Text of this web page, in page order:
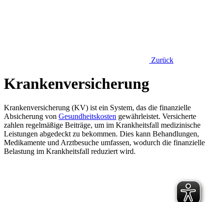
Zurück
Krankenversicherung
Krankenversicherung (KV) ist ein System, das die finanzielle
Absicherung von Gesundheitskosten gewährleistet. Versicherte
zahlen regelmäßige Beiträge, um im Krankheitsfall medizinische
Leistungen abgedeckt zu bekommen. Dies kann Behandlungen,
Medikamente und Arztbesuche umfassen, wodurch die finanzielle
Belastung im Krankheitsfall reduziert wird.